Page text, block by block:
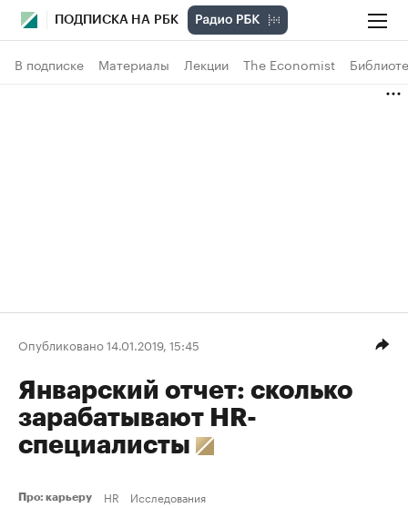
ПОДПИСКА НА РБК
В подписке Материалы Лекции The Economist
Опубликовано 14.01.2019, 15:45
Январский отчет: сколько
зарабатывают HR-
специалисты
Про: карьеру HR Исследования